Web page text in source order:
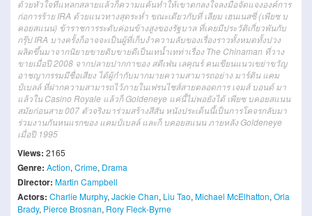
ด้วยหัวใจที่แหลกสลายแล้วก็ความแค้นทำให้เขาตกลงใจลงมือจัดแจงองค์การ
ก่อการร้าย IRA ด้วยแนวทางสุดระห่ำ ขณะเดียวกับที่ เลียม เฮนเนสซี่ (เพียซ บ
คอยสแนน) ข้าราชการระดับค่อนข้างสูงของรัฐบาล ที่เคยมีประวัติเกี่ยวพันกับ
กรุ๊ป IRA บางครั้งก็อาจจะเป็นผู้ที่เก็บงำความลับของเรื่องราวทั้งหมดทั้งปวง
ผลิตขึ้นมาจากนิยายขายดิบขายดีเป็นเทน้ำเทท่าเรื่อง The Chinaman ที่วาง
ขายเมื่อปี 2008 จากปลายปากกาของ สตีเฟ่น เลคุณร์ คนเขียนแนวเขย่าขวัญ
อาชญากรรมมีชื่อเสียง ได้ผู้กำกับมากมายความสามารถอย่าง มาร์ติน แคม
ป์เบลล์ ที่ฝากความสามารถไว้ภายในเฟรนไชส์สายตลอดการ เจมส์ บอนด์ มา
แล้วใน Casino Royale แล้วก็ Goldeneye แค่นี้ไม่พอยังได้ เพียซ บคอยสแนน
สมัยก่อนสาย 007 ตัวจริงมาร่วมสร้างสีสัน หนังประเด็นนี้เป็นการโคจรกลับมา
ร่วมงานกันหนแรกของ แคมป์เบลล์ และก็ บคอยสแนน ภายหลัง Goldeneye
เมื่อปี 1995
Views: 2165
Genre: Action, Crime, Drama
Director: Martin Campbell
Actors: Charlie Murphy, Jackie Chan, Liu Tao, Michael McElhatton, Orla
Brady, Pierce Brosnan, Rory Fleck-Byrne